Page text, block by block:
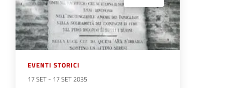
EVENTI STORICI
17 SET - 17 SET 2035